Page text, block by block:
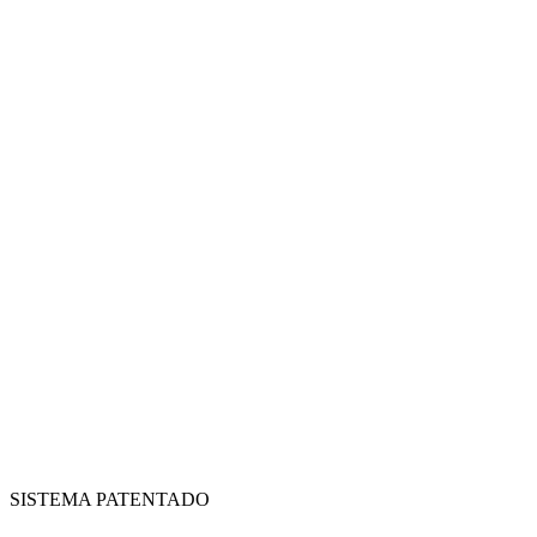
SISTEMA PATENTADO